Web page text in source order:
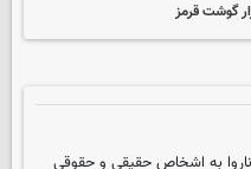
گوشت قرمز
به اشخاص حقیقی و حقوقی